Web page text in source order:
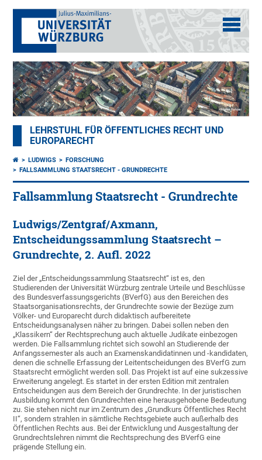
LEHRSTUHL FÜR ÖFFENTLICHES RECHT UND
EUROPARECHT
LUDWIGS
FORSCHUNG
FALLSAMMLUNG STAATSRECHT - GRUNDRECHTE
Fallsammlung Staatsrecht - Grundrechte
Ludwigs/Zentgraf/Axmann,
Entscheidungssammlung Staatsrecht –
Grundrechte, 2. Aufl. 2022
Ziel der „Entscheidungssammlung Staatsrecht“ ist es, den
Studierenden der Universität Würzburg zentrale Urteile und Beschlüsse
des Bundesverfassungsgerichts (BVerfG) aus den Bereichen des
Staatsorganisationsrechts, der Grundrechte sowie der Bezüge zum
Völker- und Europarecht durch didaktisch aufbereitete
Entscheidungsanalysen näher zu bringen. Dabei sollen neben den
„Klassikern“ der Rechtsprechung auch aktuelle Judikate einbezogen
werden. Die Fallsammlung richtet sich sowohl an Studierende der
Anfangssemester als auch an Examenskandidatinnen und -kandidaten,
denen die schnelle Erfassung der Leitentscheidungen des BVerfG zum
Staatsrecht ermöglicht werden soll. Das Projekt ist auf eine sukzessive
Erweiterung angelegt. Es startet in der ersten Edition mit zentralen
Entscheidungen aus dem Bereich der Grundrechte. In der juristischen
Ausbildung kommt den Grundrechten eine herausgehobene Bedeutung
zu. Sie stehen nicht nur im Zentrum des „Grundkurs Öffentliches Recht
II“, sondern strahlen in sämtliche Rechtsgebiete auch außerhalb des
Öffentlichen Rechts aus. Bei der Entwicklung und Ausgestaltung der
Grundrechtslehren nimmt die Rechtsprechung des BVerfG eine
prägende Stellung ein.